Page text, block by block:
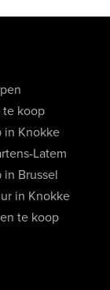
te koop
in Knokke
Latem
in Brussel
in Knokke
te koop